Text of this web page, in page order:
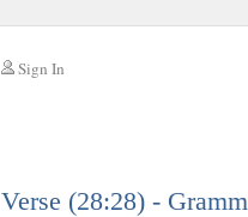
Sign In
Verse (28:28) -